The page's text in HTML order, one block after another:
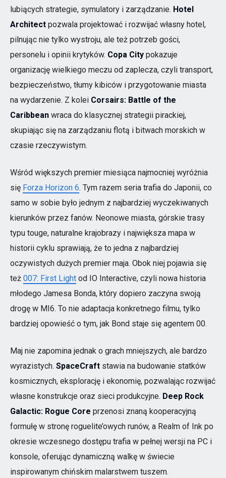
lubiących strategie, symulatory i zarządzanie. Hotel
Architect pozwala projektować i rozwijać własny hotel,
pilnując nie tylko wystroju, ale też potrzeb gości,
personelu i opinii krytyków. Copa City pokazuje
organizację wielkiego meczu od zaplecza, czyli transport,
bezpieczeństwo, tłumy kibiców i przygotowanie miasta
na wydarzenie. Z kolei Corsairs: Battle of the
Caribbean wraca do klasycznej strategii pirackiej,
skupiając się na zarządzaniu flotą i bitwach morskich w
czasie rzeczywistym.
Wśród większych premier miesiąca najmocniej wyróżnia
się Forza Horizon 6. Tym razem seria trafia do Japonii, co
samo w sobie było jednym z najbardziej wyczekiwanych
kierunków przez fanów. Neonowe miasta, górskie trasy
typu touge, naturalne krajobrazy i największa mapa w
historii cyklu sprawiają, że to jedna z najbardziej
oczywistych dużych premier maja. Obok niej pojawia się
też 007: First Light od IO Interactive, czyli nowa historia
młodego Jamesa Bonda, który dopiero zaczyna swoją
drogę w MI6. To nie adaptacja konkretnego filmu, tylko
bardziej opowieść o tym, jak Bond staje się agentem 00.
Maj nie zapomina jednak o grach mniejszych, ale bardzo
wyrazistych. SpaceCraft stawia na budowanie statków
kosmicznych, eksplorację i ekonomię, pozwalając rozwijać
własne konstrukcje oraz sieci produkcyjne. Deep Rock
Galactic: Rogue Core przenosi znaną kooperacyjną
formułę w stronę roguelite’owych runów, a Realm of Ink po
okresie wczesnego dostępu trafia w pełnej wersji na PC i
konsole, oferując dynamiczną walkę w świecie
inspirowanym chińskim malarstwem tuszem.